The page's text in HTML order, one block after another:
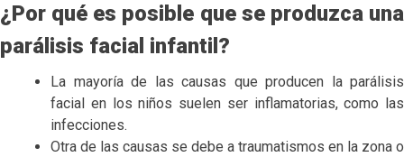
¿Por qué es posible que se produzca una
parálisis facial infantil?
La mayoría de las causas que producen la parálisis
facial en los niños suelen ser inflamatorias, como las
infecciones.
Otra de las causas se debe a traumatismos en la zona o